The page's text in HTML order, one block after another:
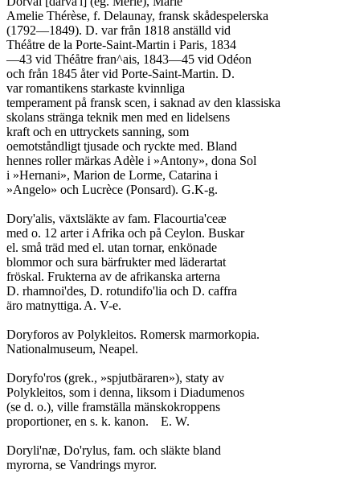
Amelie Thérèse, f. Delaunay, fransk skådespelerska
(1792—1849). D. var från 1818 anställd vid
Théåtre de la Porte-Saint-Martin i Paris, 1834
—43 vid Théåtre fran^ais, 1843—45 vid Odéon
och från 1845 åter vid Porte-Saint-Martin. D.
var romantikens starkaste kvinnliga
temperament på fransk scen, i saknad av den klassiska
skolans stränga teknik men med en lidelsens
kraft och en uttryckets sanning, som
oemotståndligt tjusade och ryckte med. Bland
hennes roller märkas Adèle i »Antony», dona Sol
i »Hernani», Marion de Lorme, Catarina i
»Angelo» och Lucrèce (Ponsard). G.K-g.
Dory'alis, växtsläkte av fam. Flacourtia'ceæ
med o. 12 arter i Afrika och på Ceylon. Buskar
el. små träd med el. utan tornar, enkönade
blommor och sura bärfrukter med läderartat
fröskal. Frukterna av de afrikanska arterna
D. rhamnoi'des, D. rotundifo'lia och D. caffra
äro matnyttiga.	A. V-e.
Doryforos av Polykleitos. Romersk marmorkopia.
Nationalmuseum, Neapel.
Doryfo'ros (grek., »spjutbäraren»), staty av
Polykleitos, som i denna, liksom i Diadumenos
(se d. o.), ville framställa mänskokroppens
proportioner, en s. k. kanon.	E. W.
Doryli'næ, Do'rylus, fam. och släkte bland
myrorna, se Vandrings myror.